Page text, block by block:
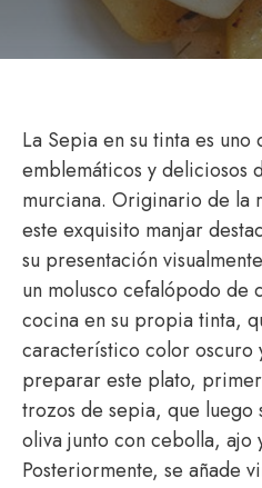
La Sepia en su tinta es uno
emblemáticos y deliciosos
murciana. Originario de la
este exquisito manjar
su presentación
un molusco cefalópodo de
cocina en su propia tinta,
característico color oscuro
preparar este plato,
trozos de sepia, que luego
oliva junto con cebolla, ajo
Posteriormente, se añade